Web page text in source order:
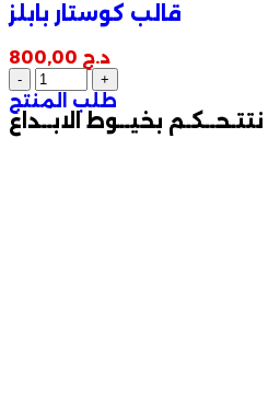
قالب كوستار بابلز
د.ج
طلب المنتج
نتتـحــكـم بخيــوط الابــداع